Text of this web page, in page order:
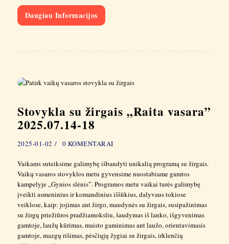
Daugiau Informacijos
Stovykla su žirgais „Raita vasara”
2025.07.14-18
2025-01-02 0 KOMENTARAI
Vaikams suteiksime galimybę išbandyti unikalią programą su žirgais.
Vaikų vasaros stovyklos metu gyvensime nuostabiame gamtos
kampelyje „Gynios slėnis”. Programos metu vaikai turės galimybę
įveikti asmeninius ir komandinius iššūkius, dalyvaus tokiose
veiklose, kaip: jojimas ant žirgo, maudynės su žirgais, susipažinimas
su žirgų priežiūros pradžiamoksliu, šaudymas iš lanko, išgyvenimas
gamtoje, laužų kūrimas, maisto gaminimas ant laužo, orientavimasis
gamtoje, mazgų rišimas, pėsčiųjų žygiai su žirgais, irklenčių